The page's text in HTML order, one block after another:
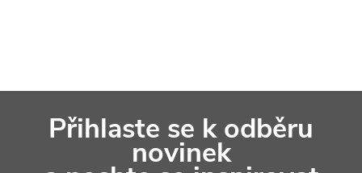
Přihlaste se k odběru
novinek